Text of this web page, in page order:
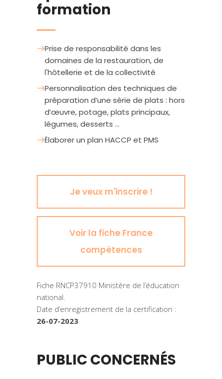
formation
Prise de responsabilité dans les
domaines de la restauration, de
l'hôtellerie et de la collectivité
Personnalisation des techniques de
préparation d’une série de plats : hors
d’œuvre, potage, plats principaux,
légumes, desserts ...
Élaborer un plan HACCP et PMS
Je veux m'inscrire !
Voir la fiche France
compétences
Fiche RNCP37910 Ministère de l’éducation
national.
Date d’enregistrement de la certification :
26-07-2023
PUBLIC CONCERNÉS